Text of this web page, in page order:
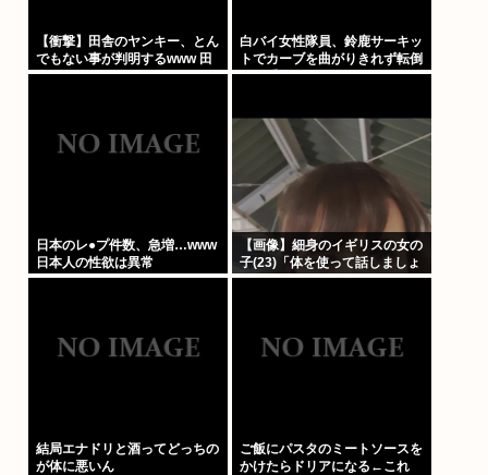
【衝撃】田舎のヤンキー、とん
でもない事が判明するwww 田
舎のマイルドヤンキーって何で
白バイ女性隊員、鈴鹿サーキッ
トでカーブを曲がりきれず転倒
して重傷
日本のレ●プ件数、急増…www
日本人の性欲は異常
【画像】細身のイギリスの女の
子(23)「体を使って話しましょ
う…
結局エナドリと酒ってどっちの
が体に悪いん
ご飯にパスタのミートソースを
かけたらドリアになる←これ